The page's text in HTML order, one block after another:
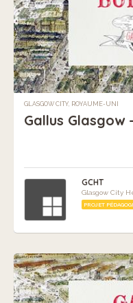
GLASGOW CITY, ROYAUME-UNI
Gallus Glasgow
GCHT
Glasgow City
PROJET